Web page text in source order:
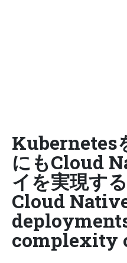
Kubernetes
にもCloud
イを実現す
Cloud
complexity